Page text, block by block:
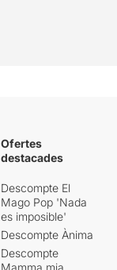
Ofertes
destacades
Descompte El
Mago Pop 'Nada
es imposible'
Descompte Ànima
Descompte